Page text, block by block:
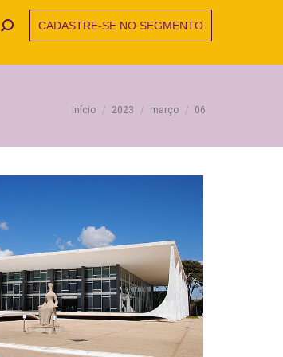
Search:CADASTRE-SE NO SEGMENTO
Você está aqui:
Início 2023 março 06